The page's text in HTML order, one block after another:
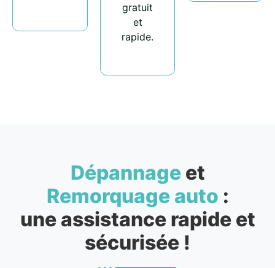
gratuit
et
rapide.
Dépannageet
Remorquage auto :
une assistance rapide et
sécurisée !